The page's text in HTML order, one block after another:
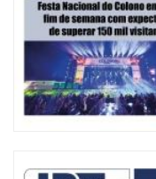
06/08/2026 | 10:02
Audiência pública debate
Social em Itajaí